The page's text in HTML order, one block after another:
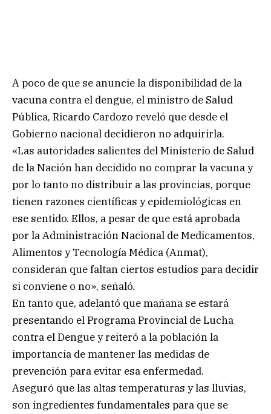
A poco de que se anuncie la disponibilidad de la
vacuna contra el dengue, el ministro de Salud
Pública, Ricardo Cardozo reveló que desde el
Gobierno nacional decidieron no adquirirla.
«Las autoridades salientes del Ministerio de Salud
de la Nación han decidido no comprar la vacuna y
por lo tanto no distribuir a las provincias, porque
tienen razones científicas y epidemiológicas en
ese sentido. Ellos, a pesar de que está aprobada
por la Administración Nacional de Medicamentos,
Alimentos y Tecnología Médica (Anmat),
consideran que faltan ciertos estudios para decidir
si conviene o no», señaló.
En tanto que, adelantó que mañana se estará
presentando el Programa Provincial de Lucha
contra el Dengue y reiteró a la población la
importancia de mantener las medidas de
prevención para evitar esa enfermedad.
Aseguró que las altas temperaturas y las lluvias,
son ingredientes fundamentales para que se